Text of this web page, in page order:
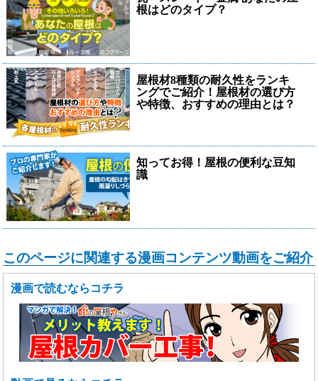
根はどのタイプ？
屋根材8種類の耐久性をランキ
ングでご紹介！屋根材の選び方
や特徴、おすすめの理由とは？
知ってお得！屋根の便利な豆知
識
このページに関連する漫画コンテンツ動画をご紹介
漫画で読むならコチラ